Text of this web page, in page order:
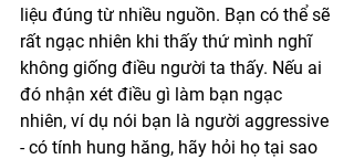
liệu đúng từ nhiều nguồn. Bạn có thể sẽ
rất ngạc nhiên khi thấy thứ mình nghĩ
không giống điều người ta thấy. Nếu ai
đó nhận xét điều gì làm bạn ngạc
nhiên, ví dụ nói bạn là người aggressive
- có tính hung hăng, hãy hỏi họ tại sao